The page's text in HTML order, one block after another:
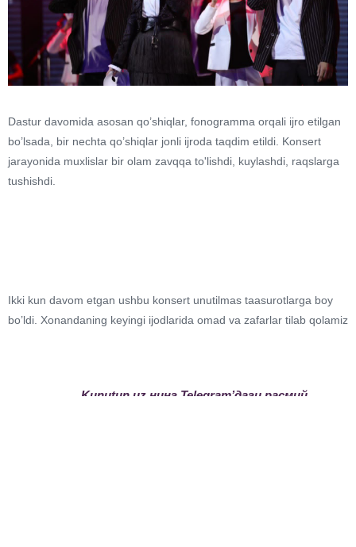
Dastur davomida asosan qo’shiqlar, fonogramma orqali ijro etilgan
bo’lsada, bir nechta qo’shiqlar jonli ijroda taqdim etildi. Konsert
jarayonida muxlislar bir olam zavqqa to'lishdi, kuylashdi, raqslarga
tushishdi.